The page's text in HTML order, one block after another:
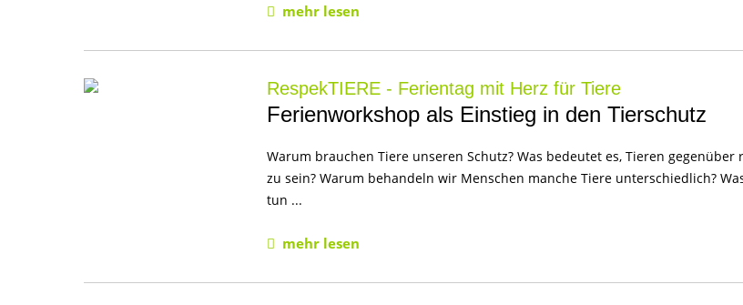
mehr lesen
RespekTIERE - Ferientag mit Herz für Tiere
Ferienworkshop als Einstieg in den Tierschutz
Warum brauchen Tiere unseren Schutz? Was bedeutet es, Tieren gegenüber
zu sein? Warum behandeln wir Menschen manche Tiere unterschiedlich?
tun ...
mehr lesen